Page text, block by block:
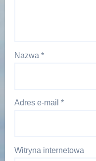
Nazwa *
Adres e-mail *
Witryna internetowa